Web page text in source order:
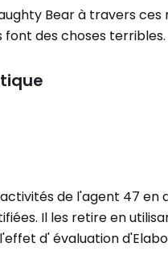
Bear à travers ces
font des choses terribles.
de l'agent 47
Il les retire en
d' évaluation